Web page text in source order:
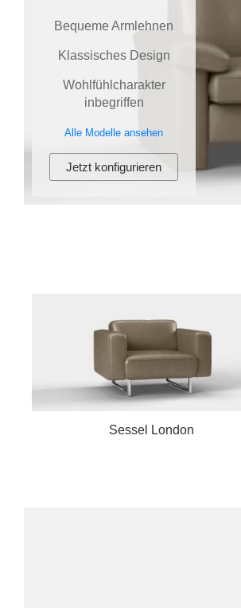
Bequeme Armlehnen
Klassisches Design
Wohlfühlcharakter
inbegriffen
Alle Modelle ansehen
Jetzt konfigurieren
Sessel London